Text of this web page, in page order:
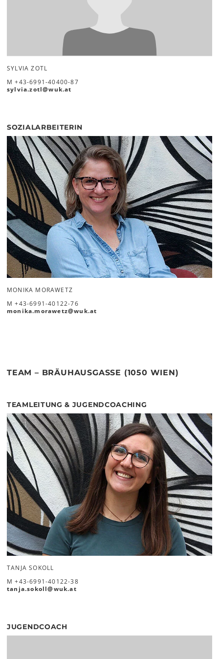
SYLVIA ZOTL
M+43-6991-40400-87
sylvia.zotl@wuk.at
SOZIALARBEITERIN
MONIKA MORAWETZ
M+43-6991-40122-76
monika.morawetz@wuk.at
TEAM – BRÄUHAUSGASSE (1050 WIEN)
TEAMLEITUNG & JUGENDCOACHING
TANJA SOKOLL
M+43-6991-40122-38
tanja.sokoll@wuk.at
JUGENDCOACH